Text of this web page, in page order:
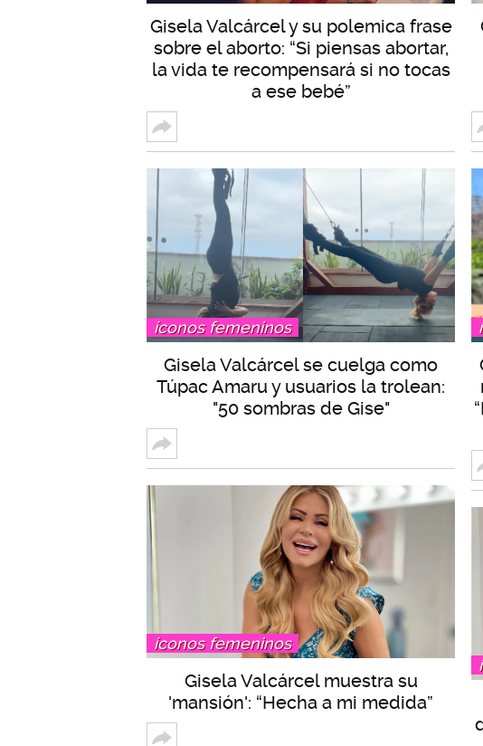
Gisela Valcárcel y su polemica frase
sobre el aborto: “Si piensas abortar,
la vida te recompensará si no tocas
a ese bebé”
íconos femeninos
Gisela Valcárcel se cuelga como
Túpac Amaru y usuarios la trolean:
"50 sombras de Gise"
íconos femeninos
Gisela Valcárcel muestra su
'mansión': “Hecha a mi medida”